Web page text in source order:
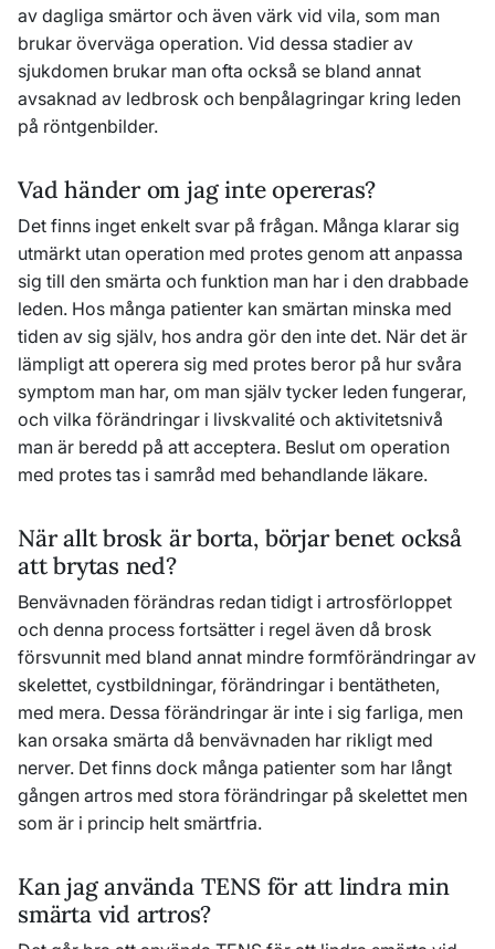
av dagliga smärtor och även värk vid vila, som man
brukar överväga operation. Vid dessa stadier av
sjukdomen brukar man ofta också se bland annat
avsaknad av ledbrosk och benpålagringar kring leden
på röntgenbilder.
Vad händer om jag inte opereras?
Det finns inget enkelt svar på frågan. Många klarar sig
utmärkt utan operation med protes genom att anpassa
sig till den smärta och funktion man har i den drabbade
leden. Hos många patienter kan smärtan minska med
tiden av sig själv, hos andra gör den inte det. När det är
lämpligt att operera sig med protes beror på hur svåra
symptom man har, om man själv tycker leden fungerar,
och vilka förändringar i livskvalité och aktivitetsnivå
man är beredd på att acceptera. Beslut om operation
med protes tas i samråd med behandlande läkare.
När allt brosk är borta, börjar benet också
att brytas ned?
Benvävnaden förändras redan tidigt i artrosförloppet
och denna process fortsätter i regel även då brosk
försvunnit med bland annat mindre formförändringar av
skelettet, cystbildningar, förändringar i bentätheten,
med mera. Dessa förändringar är inte i sig farliga, men
kan orsaka smärta då benvävnaden har rikligt med
nerver. Det finns dock många patienter som har långt
gången artros med stora förändringar på skelettet men
som är i princip helt smärtfria.
Kan jag använda TENS för att lindra min
smärta vid artros?